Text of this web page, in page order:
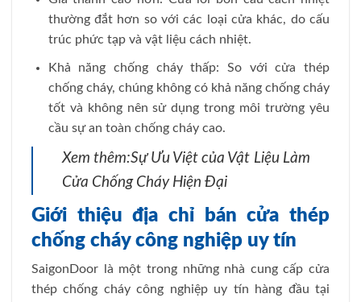
thường đắt hơn so với các loại cửa khác, do cấu
trúc phức tạp và vật liệu cách nhiệt.
Khả năng chống cháy thấp: So với cửa thép
chống cháy, chúng không có khả năng chống cháy
tốt và không nên sử dụng trong môi trường yêu
cầu sự an toàn chống cháy cao.
Xem thêm:Sự Ưu Việt của Vật Liệu Làm
Cửa Chống Cháy Hiện Đại
Giới thiệu địa chỉ bán cửa thép
chống cháy công nghiệp uy tín
SaigonDoor là một trong những nhà cung cấp cửa
thép chống cháy công nghiệp uy tín hàng đầu tại